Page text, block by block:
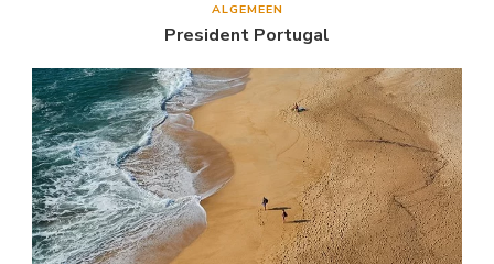
ALGEMEEN
President Portugal